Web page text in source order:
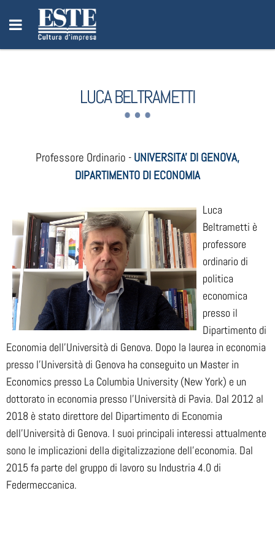
LUCA BELTRAMETTI
Professore Ordinario - UNIVERSITA' DI GENOVA,
DIPARTIMENTO DI ECONOMIA
Luca
Beltrametti è
professore
ordinario di
politica
economica
presso il
Dipartimento di
Economia dell’Università di Genova. Dopo la laurea in economia
presso l’Università di Genova ha conseguito un Master in
Economics presso La Columbia University (New York) e un
dottorato in economia presso l’Università di Pavia. Dal 2012 al
2018 è stato direttore del Dipartimento di Economia
dell’Università di Genova. I suoi principali interessi attualmente
sono le implicazioni della digitalizzazione dell’economia. Dal
2015 fa parte del gruppo di lavoro su Industria 4.0 di
Federmeccanica.